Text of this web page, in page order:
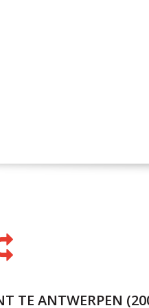
TE ANTWERPEN